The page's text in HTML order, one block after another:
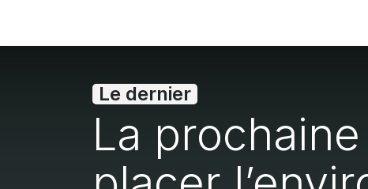
Le dernier
La